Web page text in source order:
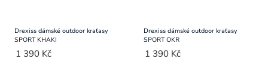
Drexiss dámské outdoor kraťasy
SPORT KHAKI
1 390 Kč
Drexiss dámské outdoor kraťasy
SPORT OKR
1 390 Kč